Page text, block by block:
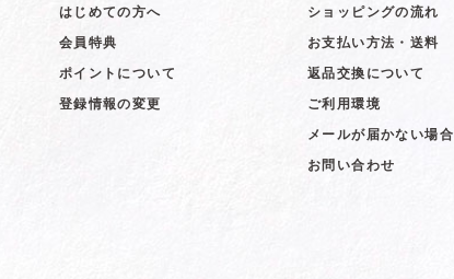
はじめての方へ
会員特典
ポイントについて
登録情報の変更
ショッピングの流れ
お支払い方法・送料
返品交換について
ご利用環境
メールが届かない場合
お問い合わせ